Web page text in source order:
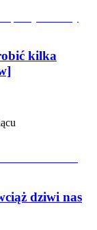
kilka
dziwi nas